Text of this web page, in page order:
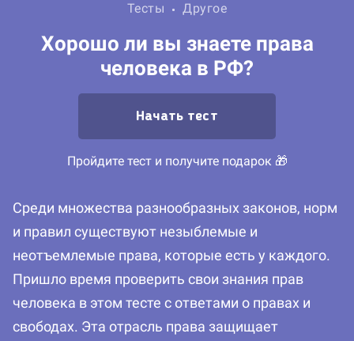
Тесты Другое
Хорошо ли вы знаете права
человека в РФ?
Начать тест
Пройдите тест и получите подарок 🎁
Среди множества разнообразных законов, норм
и правил существуют незыблемые и
неотъемлемые права, которые есть у каждого.
Пришло время проверить свои знания прав
человека в этом тесте с ответами о правах и
свободах. Эта отрасль права защищает